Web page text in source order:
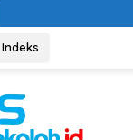
Indeks